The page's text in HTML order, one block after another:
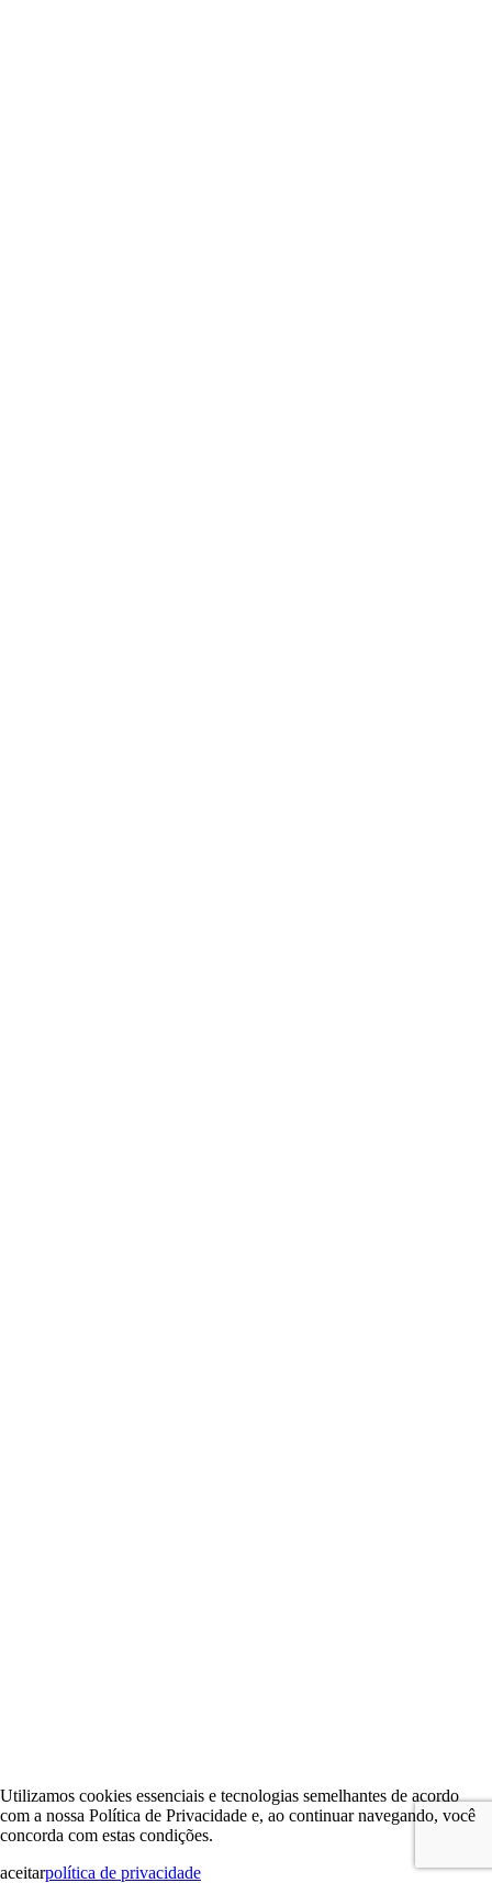
Utilizamos cookies essenciais e tecnologias semelhantes de acordo
com a nossa Política de Privacidade e, ao continuar navegando, você
concorda com estas condições.
aceitarpolítica de privacidade